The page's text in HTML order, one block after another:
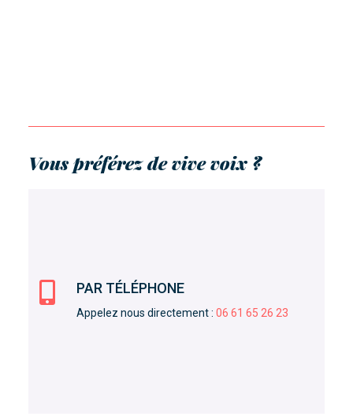
Vous préférez de vive voix ?
 PAR TÉLÉPHONE
Appelez nous directement : 06 61 65 26 23